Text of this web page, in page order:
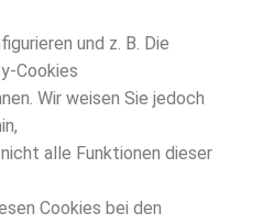
und z. B. Die
Cookies
Wir weisen Sie jedoch
alle Funktionen dieser
Cookies bei den